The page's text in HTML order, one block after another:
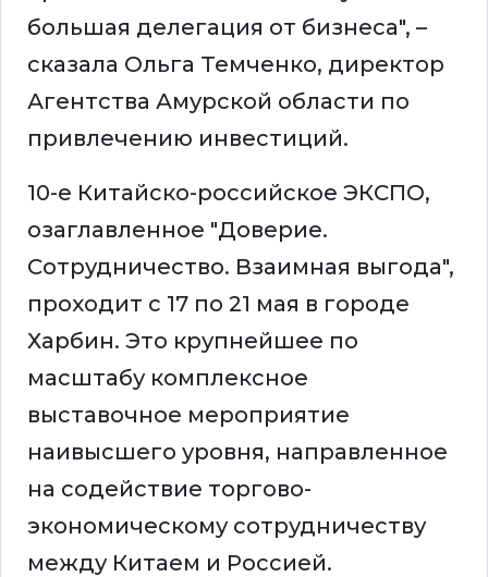
большая делегация от бизнеса", –
сказала Ольга Темченко, директор
Агентства Амурской области по
привлечению инвестиций.
10-е Китайско-российское ЭКСПО,
озаглавленное "Доверие.
Сотрудничество. Взаимная выгода",
проходит с 17 по 21 мая в городе
Харбин. Это крупнейшее по
масштабу комплексное
выставочное мероприятие
наивысшего уровня, направленное
на содействие торгово-
экономическому сотрудничеству
между Китаем и Россией.